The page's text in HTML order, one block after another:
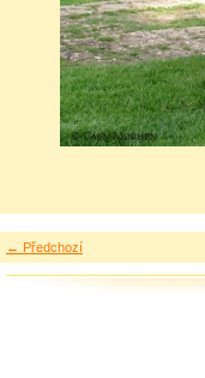
← Předchozí